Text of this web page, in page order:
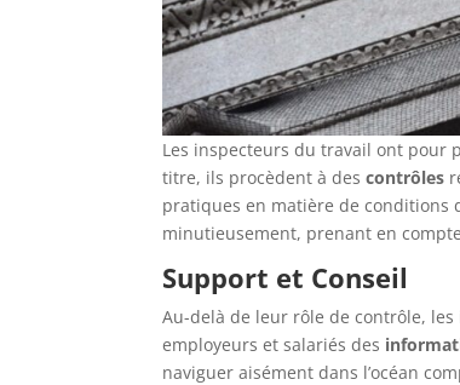
Les inspecteurs du travail ont pour
titre, ils procèdent à descontrôles
pratiques en matière de conditions
minutieusement, prenant en
Support et Conseil
Au-delà de leur rôle de contrôle,
employeurs et salariés des
naviguer aisément dans l’océan